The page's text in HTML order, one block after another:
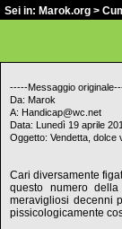
Sei in: Marok.org >
-----Messaggio
Da: Marok
A: Handicap@wc.net
Data: Lunedì 19 aprile
Oggetto: Vendetta, dolce
Cari diversamente
questo numero
meravigliosi decenni
pissicologicamente